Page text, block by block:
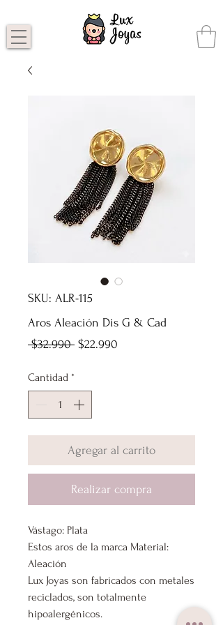
SKU: ALR-115
Aros Aleación Dis G & Cad
$32.990 Precio
$22.990
Cantidad *
Agregar al carrito
Realizar compra
Vástago: Plata
Estos aros de la marca Material:
Aleación
Lux Joyas son fabricados con metales
reciclados, son totalmente
hipoalergénicos.